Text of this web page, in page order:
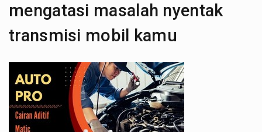
mengatasi masalah nyentak
transmisi mobil kamu